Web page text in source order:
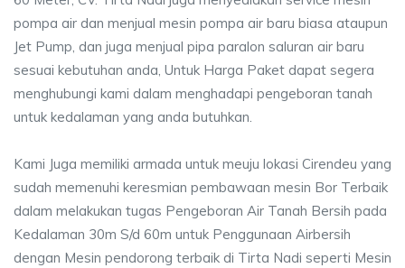
pompa air dan menjual mesin pompa air baru biasa ataupun
Jet Pump, dan juga menjual pipa paralon saluran air baru
sesuai kebutuhan anda, Untuk Harga Paket dapat segera
menghubungi kami dalam menghadapi pengeboran tanah
untuk kedalaman yang anda butuhkan.
Kami Juga memiliki armada untuk meuju lokasi Cirendeu yang
sudah memenuhi keresmian pembawaan mesin Bor Terbaik
dalam melakukan tugas Pengeboran Air Tanah Bersih pada
Kedalaman 30m S/d 60m untuk Penggunaan Airbersih
dengan Mesin pendorong terbaik di Tirta Nadi seperti Mesin